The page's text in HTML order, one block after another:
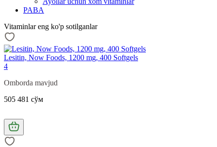
PABA
Vitaminlar eng ko'p sotilganlar
Lesitin, Now Foods, 1200 mg, 400 Softgels
4
Omborda mavjud
505 481 сўм